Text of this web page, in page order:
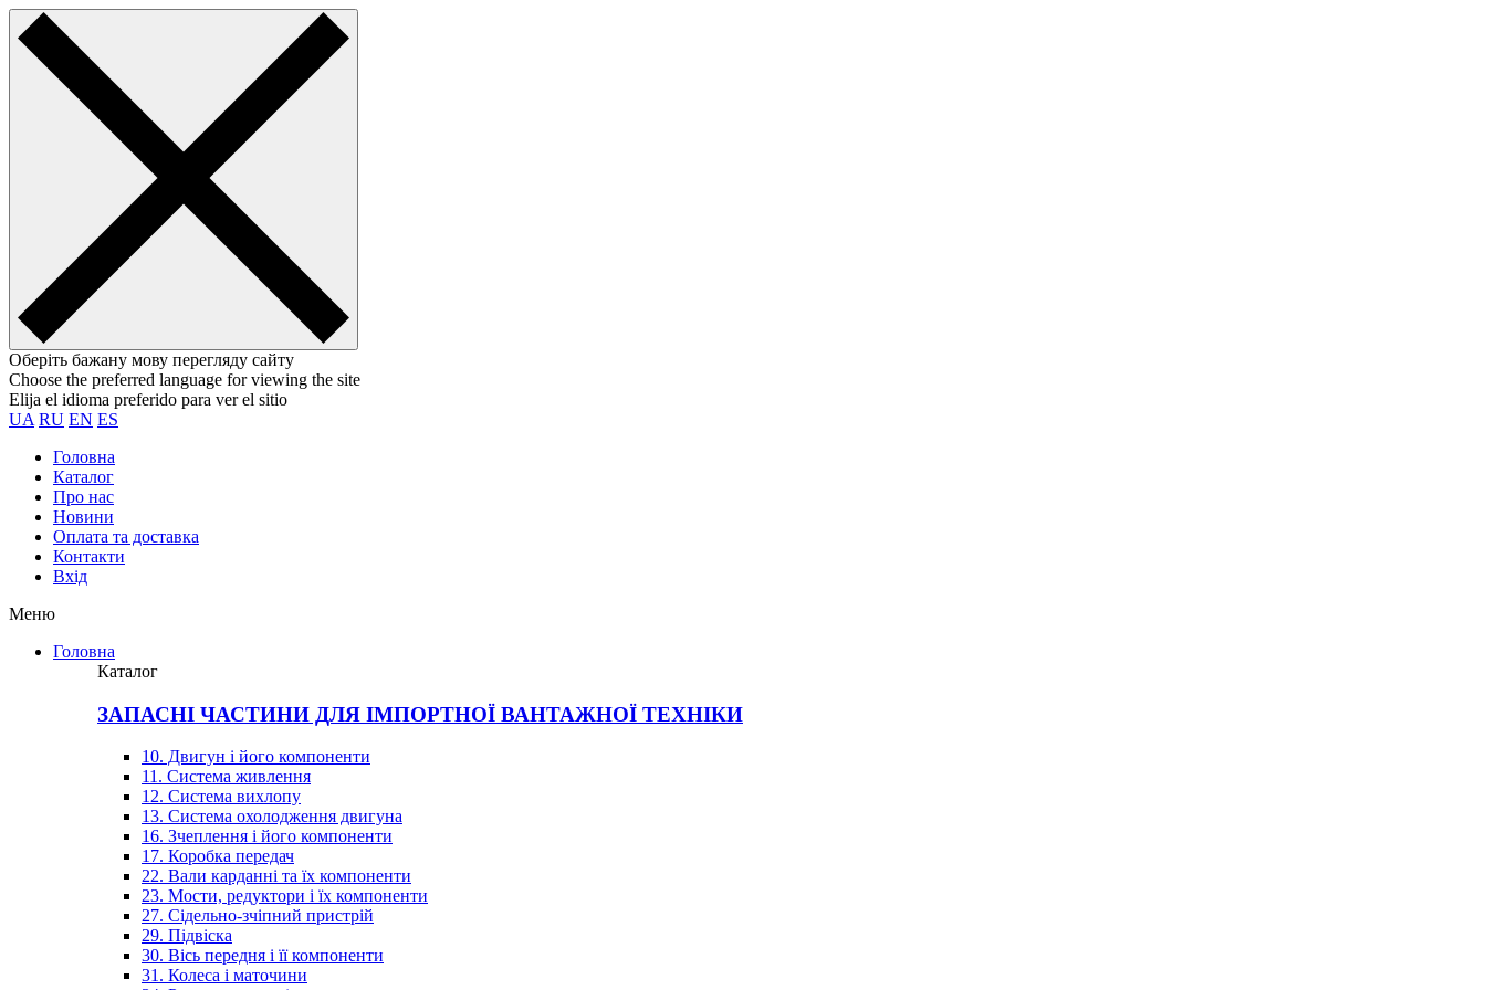
Оберіть бажану мову перегляду сайту
Choose the preferred language for viewing the site
Elija el idioma preferido para ver el sitio
UA RU EN ES
Головна
Каталог
Про нас
Новини
Оплата та доставка
Контакти
Вхiд
Меню
Головна
Каталог
ЗАПАСНІ ЧАСТИНИ ДЛЯ ІМПОРТНОЇ ВАНТАЖНОЇ ТЕХНІКИ
10. Двигун і його компоненти
11. Система живлення
12. Система вихлопу
13. Система охолодження двигуна
16. Зчеплення і його компоненти
17. Коробка передач
22. Вали карданні та їх компоненти
23. Мости, редуктори і їх компоненти
27. Сідельно-зчіпний пристрій
29. Підвіска
30. Вісь передня і її компоненти
31. Колеса і маточини